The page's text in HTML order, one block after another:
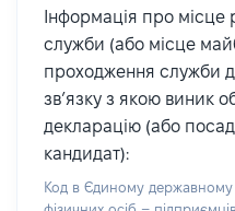
Інформація про
служби (або місце
проходження служби
зв’язку з якою виник
декларацію (або
кандидат):
Код в Єдиному державному